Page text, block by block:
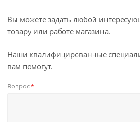
Вы можете задать любой
товару или работе магазина.
Наши квалифицированные
вам помогут.
Вопрос*